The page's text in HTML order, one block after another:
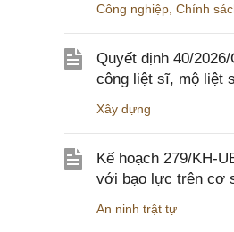
Công nghiệp Chính
Quyết định 40/
công liệt sĩ, mộ liệt
Xây dựng
Kế hoạch 279/KH-
với bạo lực trên cơ
An ninh trật tự